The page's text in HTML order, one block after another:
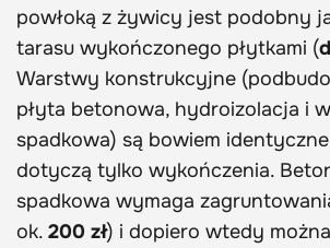
powłoką z żywicy jest podobny
tarasu wykończonego płytkami (
Warstwy konstrukcyjne
płyta betonowa, hydroizolacja i
spadkowa) są bowiem
dotyczą tylko wykończenia.
spadkowa wymaga
ok. 200 zł) i dopiero wtedy